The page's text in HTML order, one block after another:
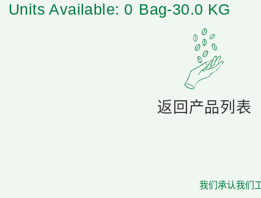
Units Available: 0 Bag-30.0 KG
返回产品列表
我们承认我们